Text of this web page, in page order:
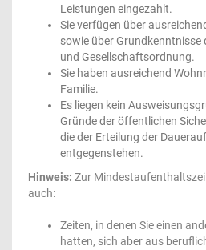
Leistungen eingezahlt.
Sie verfügen über
sowie über Grundkenntnisse
und Gesellschaftsordnung.
Sie haben ausreichend
Familie.
Es liegen kein
Gründe der öffentlichen
die der Erteilung der
entgegenstehen.
Hinweis: Zur
auch:
Zeiten, in denen Sie einen
hatten, sich aber aus